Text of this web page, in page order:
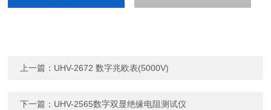
上一篇： UHV-2672 数字兆欧表(5000V)
下一篇： UHV-2565数字双显绝缘电阻测试仪